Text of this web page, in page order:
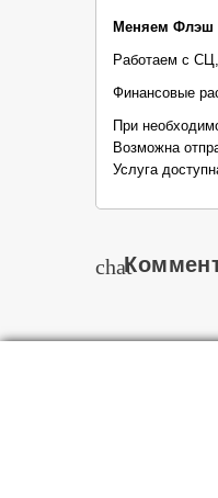
Меняем Флэш
Работаем с
Финансовые
При
Возможна
Услуга
chat